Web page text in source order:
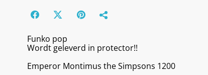
Funko pop
Wordt geleverd in protector!!
Emperor Montimus the Simpsons 1200